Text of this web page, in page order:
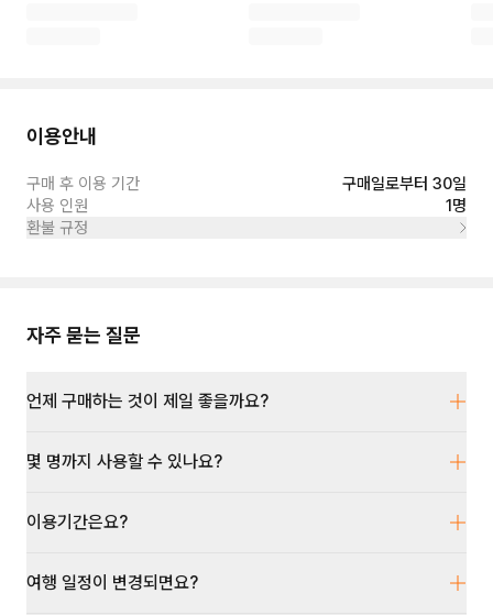
이용안내
구매 후 이용 기간
구매일로부터 30일
사용 인원
1명
환불 규정
자주 묻는 질문
언제 구매하는 것이 제일 좋을까요?
몇 명까지 사용할 수 있나요?
이용기간은요?
여행 일정이 변경되면요?